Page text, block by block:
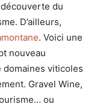
du
D’ailleurs,
. Voici une
nouveau
domaines viticoles
Gravel Wine,
ou